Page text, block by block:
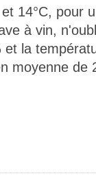
14°C, pour
à vin,
la
moyenne de